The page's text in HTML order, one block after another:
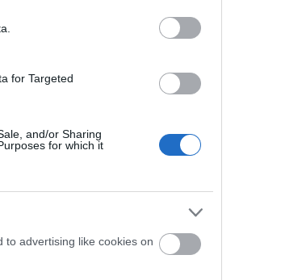
for Targeted
and/or Sharing
for which it
to advertising like cookies on
Las
una hernia
de los
importante en
el mal
encuentro del